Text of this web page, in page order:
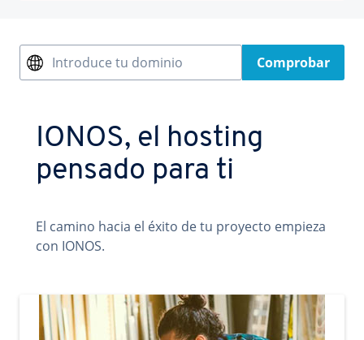
Introduce tu dominio Comprobar
IONOS, el hosting
pensado para ti
El camino hacia el éxito de tu proyecto empieza
con IONOS.